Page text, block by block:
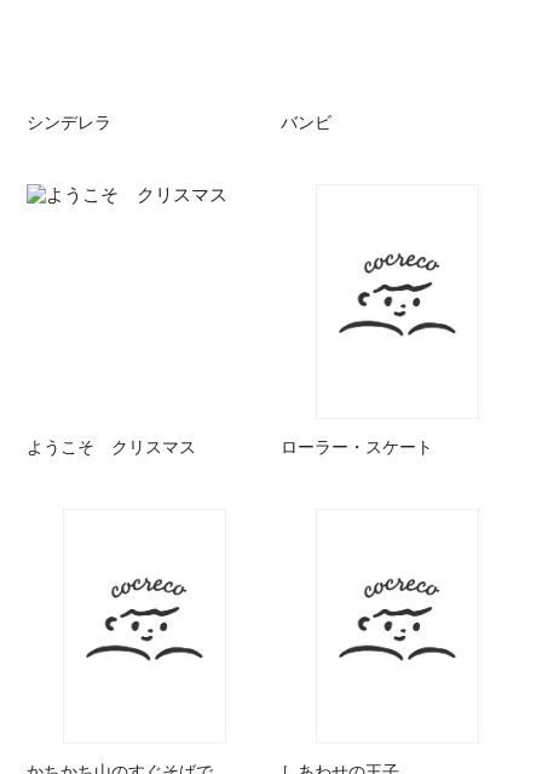
シンデレラ バンビ
ようこそ クリスマス ローラー・スケート